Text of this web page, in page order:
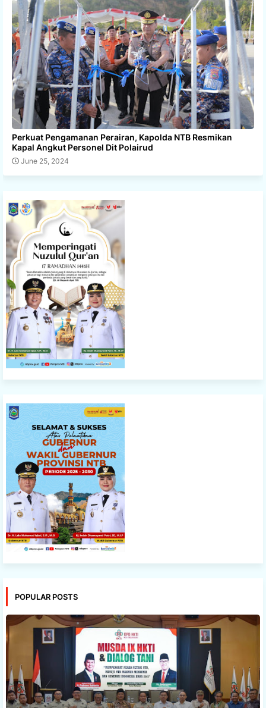
Perkuat Pengamanan Perairan, Kapolda NTB Resmikan
Kapal Angkut Personel Dit Polairud
June 25, 2024
POPULAR POSTS